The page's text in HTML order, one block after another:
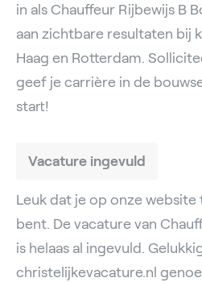
in als Chauffeur Rijbewijs B
aan zichtbare resultaten bij
Haag en Rotterdam.
geef je carrière in de
start!
Vacature ingevuld
Leuk dat je op onze
bent. De vacature van
is helaas al ingevuld.
christelijkevacature.nl